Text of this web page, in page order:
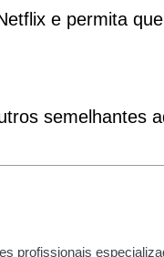
e permita
semelhantes
profissionais